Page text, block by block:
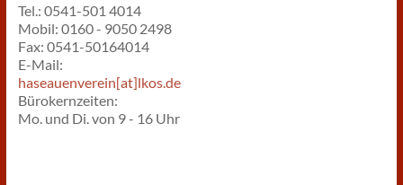
Tel.: 0541-501 4014
Mobil: 0160 - 9050 2498
Fax: 0541-50164014
E-Mail:
haseauenverein[at]lkos.de
Bürokernzeiten:
Mo. und Di. von 9 - 16 Uhr